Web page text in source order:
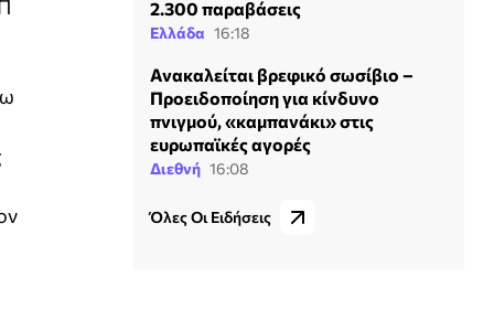
2.300 παραβάσεις
Ελλάδα 16:18
Ανακαλείται βρεφικό σωσίβιο –
Προειδοποίηση για κίνδυνο
πνιγμού, «καμπανάκι» στις
ευρωπαϊκές αγορές
Διεθνή 16:08
Όλες Οι Ειδήσεις